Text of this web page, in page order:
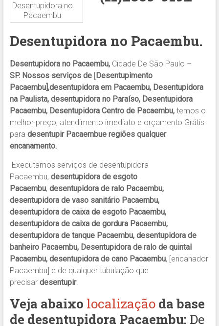
Desentupidora no
Pacaembu
Desentupidora no Pacaembu.
Desentupidora no Pacaembu,Cidade De São Paulo –
SP. Nossos serviços de[Desentupimento
Pacaembu],desentupidora em Pacaembu, Desentupidora
na Paulista, desentupidora no Paraíso, Desentupidora
Pacaembu, Desentupidora Centro de Pacaembu, temos o
melhor preço, atendimento imediato e orçamento Grátis
para desentupir Pacaembue regiões qualquer
encanamento.
Executamos serviços de desentupidora
Pacaembu, desentupidora de esgoto
Pacaembu, desentupidora de ralo Pacaembu,
desentupidora de vaso sanitário Pacaembu,
desentupidora de caixa de esgoto Pacaembu,
desentupidora de caixa de gordura Pacaembu,
desentupidora de tanque Pacaembu, desentupidora de
banheiro Pacaembu, Desentupidora de ralo de quintal
Pacaembu, desentupidora de cano Pacaembu, [encanador
Pacaembu] e de qualquer tubulação que
precisar desentupir.
Veja abaixo localização da base
de desentupidora Pacaembu: De